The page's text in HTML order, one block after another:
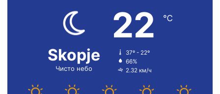
Skopje
Чисто небо
22 ℃
37º - 22º
66%
2.32 км/ч